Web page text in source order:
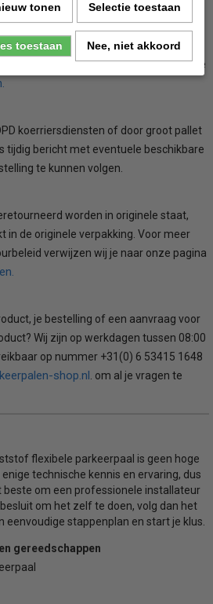
naar een van de Nederlandse
een extra toeslag berekenen. Wil je de
weten voordat je gaat bestellen, neem
op. Voor meer informatie bekijk je onze
koerriersdiensten of door groot pallet
tijdig bericht met eventuele beschikbare
te kunnen volgen.
worden in originele staat,
in de originele verpakking. Voor meer
verwijzen wij je naar onze pagina
je bestelling of een aanvraag voor
Wij zijn op werkdagen tussen 08:00
op nummer +31(0) 6 53415 1648
shop.nl . om al je vragen te
flexibele parkeerpaal is geen hoge
technische kennis en ervaring, dus
beste om een professionele installateur
om het zelf te doen, volg dan het
eenvoudige stappenplan en start je klus.
gereedschappen
tonen Selectie toestaan
toestaan Nee, niet akkoord